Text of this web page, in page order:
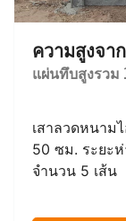
ความสูงจา
แผ่นทึบสูงรวม
เสาลวดหนาม
50 ซม. ระยะห่
จำนวน 5 เส้น